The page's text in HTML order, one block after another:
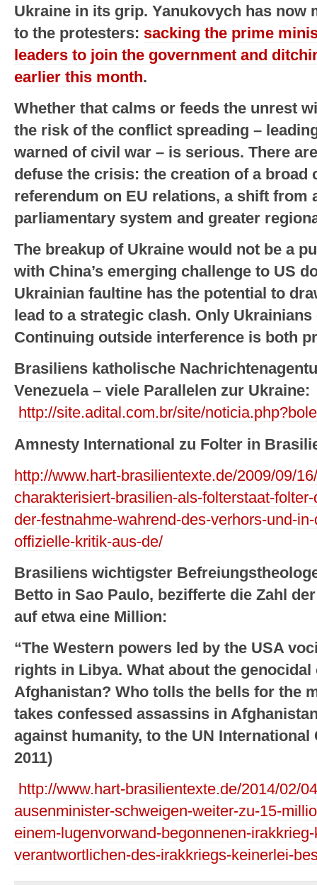
Ukraine in its grip. Yanukovych has now
to the protesters: sacking the prime
leaders to join the government and
earlier this month.
Whether that calms or feeds the unrest
the risk of the conflict spreading –
warned of civil war – is serious. There
defuse the crisis: the creation of a broad
referendum on EU relations, a shift from
parliamentary system and greater
The breakup of Ukraine would not be a
with China’s emerging challenge to US
Ukrainian faultine has the potential to
lead to a strategic clash. Only
Continuing outside interference is both
Brasiliens katholische
Venezuela – viele Parallelen zur Ukraine:
http://site.adital.com.br/site/
Amnesty International zu Folter in
http://www.hart-brasilientexte.de/2009/09/
charakterisiert-brasilien-als-folterstaat-
der-festnahme-wahrend-des-verhors-und-
offizielle-kritik-aus-de/
Brasiliens wichtigster
Betto in Sao Paulo, bezifferte die Zahl
auf etwa eine Million:
“The Western powers led by the USA
rights in Libya. What about the
Afghanistan? Who tolls the bells for the
takes confessed assassins in
against humanity, to the UN
2011)
http://www.hart-brasilientexte.de/2014/02/
ausenminister-schweigen-weiter-zu-15-
einem-lugenvorwand-begonnenen-
verantwortlichen-des-irakkriegs-keinerlei-